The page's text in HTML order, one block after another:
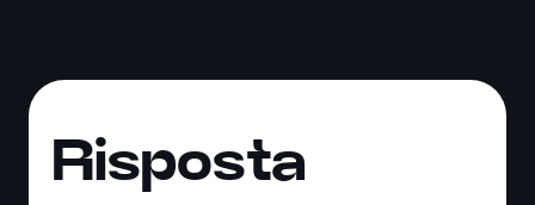
Risposta